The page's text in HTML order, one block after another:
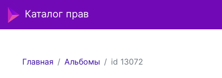
Каталог прав
Главная Альбомы id 13072